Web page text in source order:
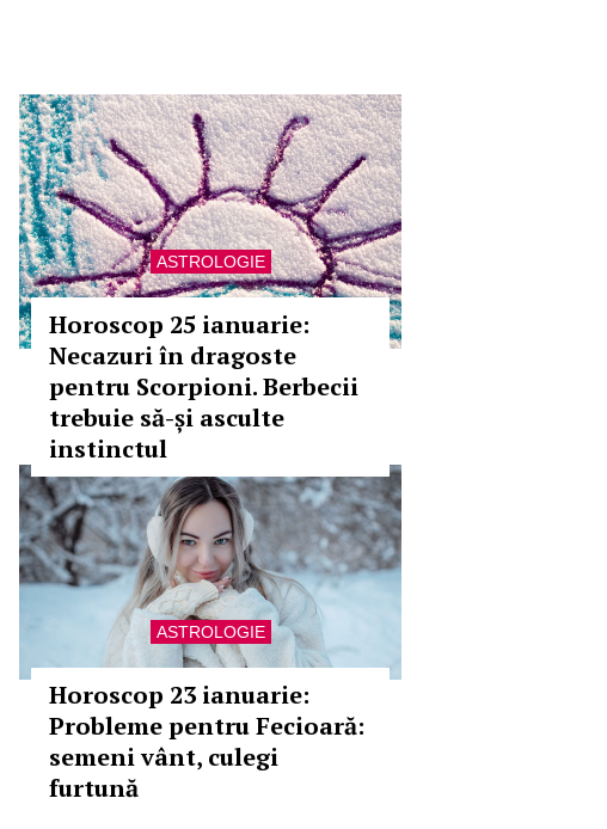
ASTROLOGIE
Horoscop 25 ianuarie:
Necazuri în dragoste
pentru Scorpioni. Berbecii
trebuie să-și asculte
instinctul
ASTROLOGIE
Horoscop 23 ianuarie:
Probleme pentru Fecioară:
semeni vânt, culegi
furtună